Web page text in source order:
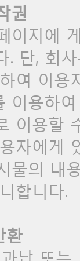
권
이지에
. 단, 회
여 이
이용하
이용할
자에게
물의 내
합니다.
환
납 또